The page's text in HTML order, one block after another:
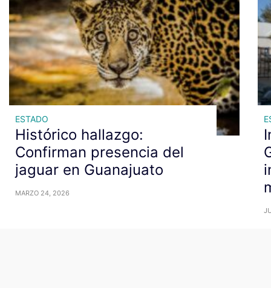
ESTADO
Histórico hallazgo:
Confirman presencia del
jaguar en Guanajuato
MARZO 24, 2026